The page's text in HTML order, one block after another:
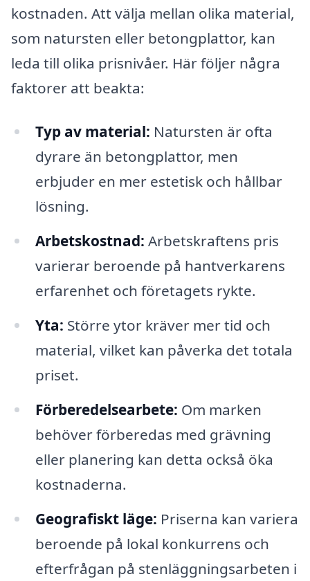
kostnaden. Att välja mellan olika material,
som natursten eller betongplattor, kan
leda till olika prisnivåer. Här följer några
faktorer att beakta:
Typ av material: Natursten är ofta
dyrare än betongplattor, men
erbjuder en mer estetisk och hållbar
lösning.
Arbetskostnad: Arbetskraftens pris
varierar beroende på hantverkarens
erfarenhet och företagets rykte.
Yta: Större ytor kräver mer tid och
material, vilket kan påverka det totala
priset.
Förberedelsearbete: Om marken
behöver förberedas med grävning
eller planering kan detta också öka
kostnaderna.
Geografiskt läge: Priserna kan variera
beroende på lokal konkurrens och
efterfrågan på stenläggningsarbeten i